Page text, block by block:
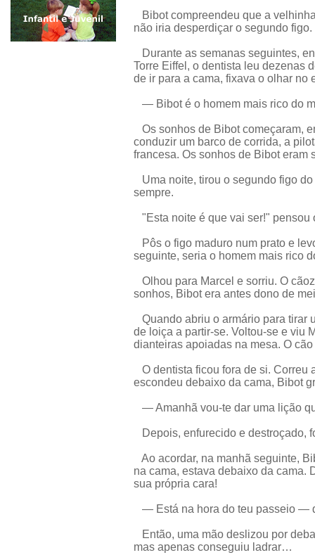
Bibot compreendeu que a
não iria desperdiçar o segundo figo.
Durante as semanas seguintes,
Torre Eiffel, o dentista leu dezenas
de ir para a cama, fixava o olhar no
— Bibot é o homem mais rico do
Os sonhos de Bibot começaram,
conduzir um barco de corrida, a
francesa. Os sonhos de Bibot eram
Uma noite, tirou o segundo figo
sempre.
"Esta noite é que vai ser!" pensou
Pôs o figo maduro num prato e
seguinte, seria o homem mais rico
Olhou para Marcel e sorriu. O
sonhos, Bibot era antes dono de
Quando abriu o armário para tirar
de loiça a partir-se. Voltou-se e viu
dianteiras apoiadas na mesa. O
O dentista ficou fora de si. Correu
escondeu debaixo da cama, Bibot
— Amanhã vou-te dar uma lição
Depois, enfurecido e destroçado,
Ao acordar, na manhã seguinte,
na cama, estava debaixo da cama.
sua própria cara!
— Está na hora do teu passeio —
Então, uma mão deslizou por
mas apenas conseguiu ladrar…